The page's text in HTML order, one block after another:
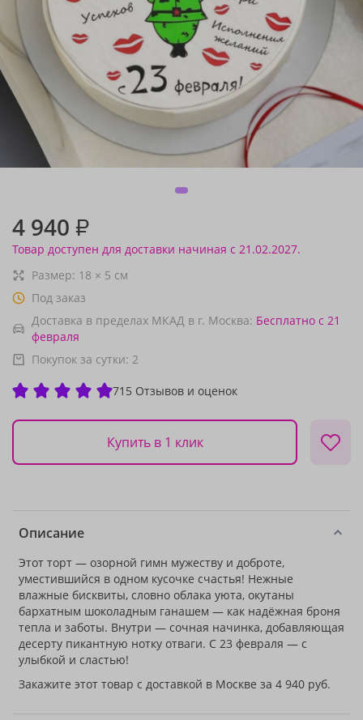
4 940 ₽
Товар доступен для доставки начиная с 21.02.2027.
Размер: 18 × 5 см
Под заказ
Доставка в пределах МКАД в г. Москва: Бесплатно с 21
февраля
Покупок за сутки: 2
715 Отзывов и оценок
Купить в 1 клик
Описание
Этот торт — озорной гимн мужеству и доброте,
уместившийся в одном кусочке счастья! Нежные
влажные бисквиты, словно облака уюта, окутаны
бархатным шоколадным ганашем — как надёжная броня
тепла и заботы. Внутри — сочная начинка, добавляющая
десерту пикантную нотку отваги. С 23 февраля — с
улыбкой и сластью!
Закажите этот товар с доставкой в Москве за 4 940 руб.